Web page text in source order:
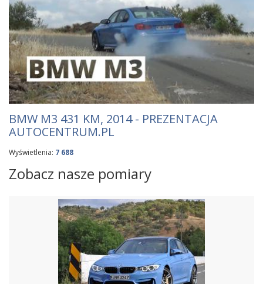
BMW M3 431 KM, 2014 - PREZENTACJA
AUTOCENTRUM.PL
Wyświetlenia: 7 688
Zobacz nasze pomiary